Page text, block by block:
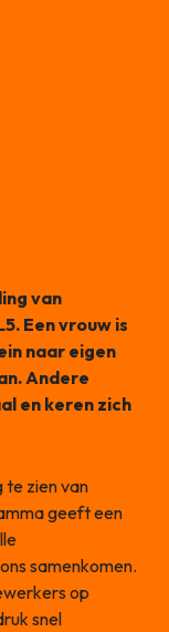
van
Een vrouw is
naar eigen
Andere
en keren zich
te zien van
geeft een
samenkomen.
op
snel